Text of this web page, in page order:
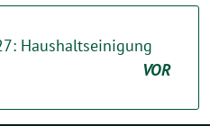
Haushaltseinigung
VOR